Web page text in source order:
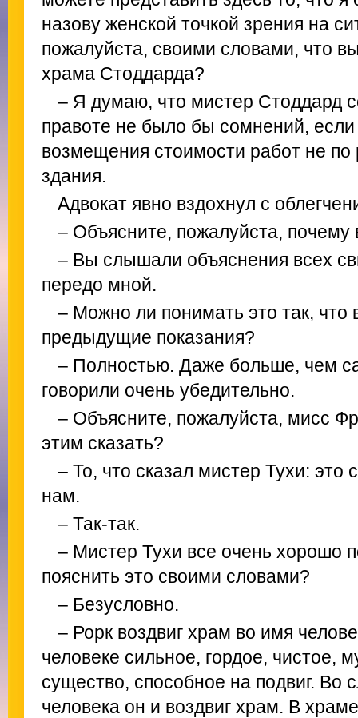
назову женской точкой зрения на
пожалуйста, своими словами, что
храма Стоддарда?
– Я думаю, что мистер Стоддард
правоте не было бы сомнений,
возмещения стоимости работ не по
здания.
Адвокат явно вздохнул с
– Объясните, пожалуйста, почему
– Вы слышали объяснения всех
передо мной.
– Можно ли понимать это так, что
предыдущие показания?
– Полностью. Даже больше, чем
говорили очень убедительно.
– Объясните, пожалуйста, мисс
этим сказать?
– То, что сказал мистер Тухи: это
нам.
– Так-так.
– Мистер Тухи все очень хорошо
пояснить это своими словами?
– Безусловно.
– Рорк воздвиг храм во имя
человеке сильное, гордое, чистое,
существо, способное на подвиг. Во
человека он и воздвиг храм. В